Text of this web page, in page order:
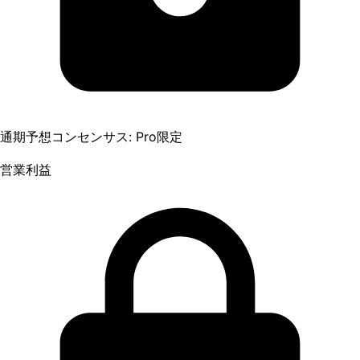
通期予想コンセンサス: Pro限定
営業利益